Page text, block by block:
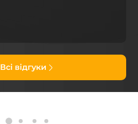
Всі відгуки